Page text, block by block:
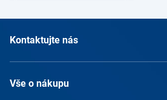
Kontaktujte nás
Vše o nákupu